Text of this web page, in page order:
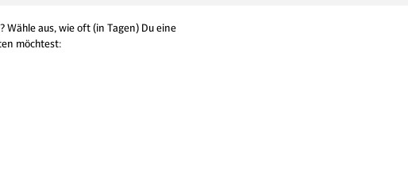
aus, wie oft (in Tagen) Du eine
möchtest: